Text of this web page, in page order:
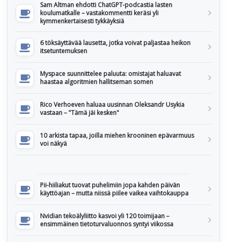
Sam Altman ehdotti ChatGPT-podcastia lasten
koulumatkalle – vastakommentti keräsi yli
kymmenkertaisesti tykkäyksiä
6 töksäyttävää lausetta, jotka voivat paljastaa heikon
itsetuntemuksen
Myspace suunnittelee paluuta: omistajat haluavat
haastaa algoritmien hallitseman somen
Rico Verhoeven haluaa uusinnan Oleksandr Usykia
vastaan – "Tämä jäi kesken"
10 arkista tapaa, joilla miehen krooninen epävarmuus
voi näkyä
Pii-hiiliakut tuovat puhelimiin jopa kahden päivän
käyttöajan – mutta niissä piilee vaikea vaihtokauppa
Nvidian tekoälyliitto kasvoi yli 120 toimijaan –
ensimmäinen tietoturvaluonnos syntyi viikossa